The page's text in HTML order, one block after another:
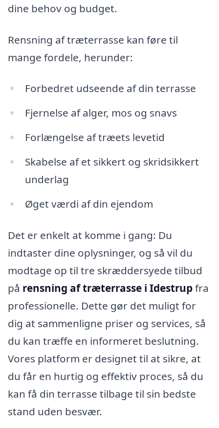
dine behov og budget.
Rensning af træterrasse kan føre til
mange fordele, herunder:
Forbedret udseende af din terrasse
Fjernelse af alger, mos og snavs
Forlængelse af træets levetid
Skabelse af et sikkert og skridsikkert
underlag
Øget værdi af din ejendom
Det er enkelt at komme i gang: Du
indtaster dine oplysninger, og så vil du
modtage op til tre skræddersyede tilbud
på rensning af træterrasse i Idestrupfra
professionelle. Dette gør det muligt for
dig at sammenligne priser og services, så
du kan træffe en informeret beslutning.
Vores platform er designet til at sikre, at
du får en hurtig og effektiv proces, så du
kan få din terrasse tilbage til sin bedste
stand uden besvær.